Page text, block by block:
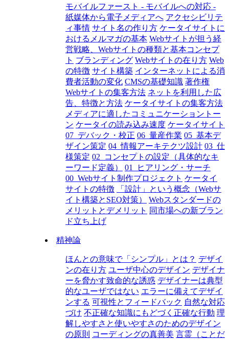
モバイルファースト - モバイルへの対応 -
紙媒体から電子メディアへ アクセシビリテ
ィ事情 サイト名の作り方 ケータイサイトに
おけるメルマガの基本 Webサイトが担う経
営戦略、Webサイトの種類と基本コンセプ
ト ブランディング Webサイトの在り方 Web
の特徴 サイト構築 インターネットによる消
費者活動の変化 CMSの基礎知識 著作権
Webサイトの集客方法 ネットを利用した広
告、特徴と方法 ケータイサイトの集客方法
メディアに適したコミュニケーショントー
ン ケータイの読み込み速度 ケータイサイト
07_デバック・校正 06_量産作業 05_基本デ
ザイン策定 04_情報アーキテクツ設計 03_仕
様策定 02_コンセプトの設定（具体的なキ
ーワード定義）
01_ヒアリング・サーチ
00_Webサイト制作プロジェクト ケータイ
サイトの特徴
「設計」という概念（Webサ
イト構築とSEO対策）
Webスタンダードの
メリットとデメリット 同市場への新ブラン
ド立ち上げ
精神論
ほんとの意味で「シンプル」とは？ デザイ
ンの在り方 ユーザ中心のデザイン デザイナ
ーを脅かす致命的な誘惑 デザイナーは典型
的なユーザではない エラーに備えてデザイ
ンする 可視性とフィードバック 自然な対応
づけ 不正確な知識にもどづく正確な行動 理
解しやすさと使いやすさのためのデザイン
の原則 コーディングの真善美 言霊（ことだ